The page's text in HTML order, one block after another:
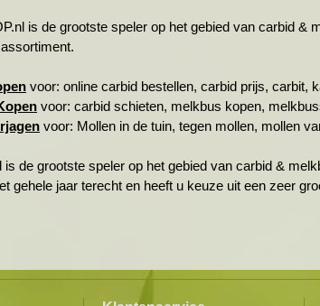
is de grootste speler op het gebied van carbid &
voor: online carbid bestellen, carbid prijs, carbit,
voor: carbid schieten, melkbus kopen,
voor: Mollen in de tuin, tegen mollen, mollen
is de grootste speler op het gebied van carbid &
gehele jaar terecht en heeft u keuze uit een zeer